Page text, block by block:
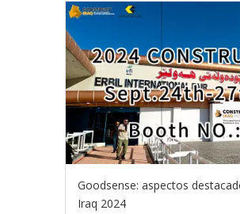
Goodsense: aspectos
Iraq 2024